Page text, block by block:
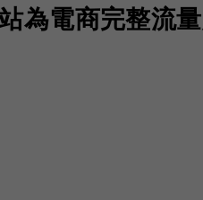
為電商完整流